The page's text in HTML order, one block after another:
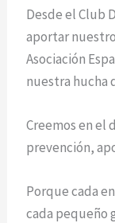
Desde el Club
aportar
Asociación
nuestra hucha
Creemos en el
prevención,
Porque cada
cada pequeño